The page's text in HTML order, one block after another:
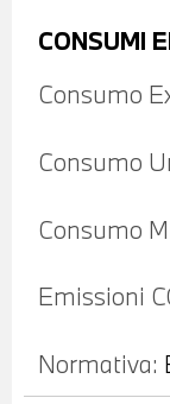
CONSUMI
Consumo
Consumo
Consumo
Emissioni
Normativa: